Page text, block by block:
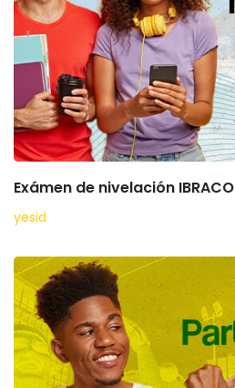
Exámen de nivelación IBRACO
yesid